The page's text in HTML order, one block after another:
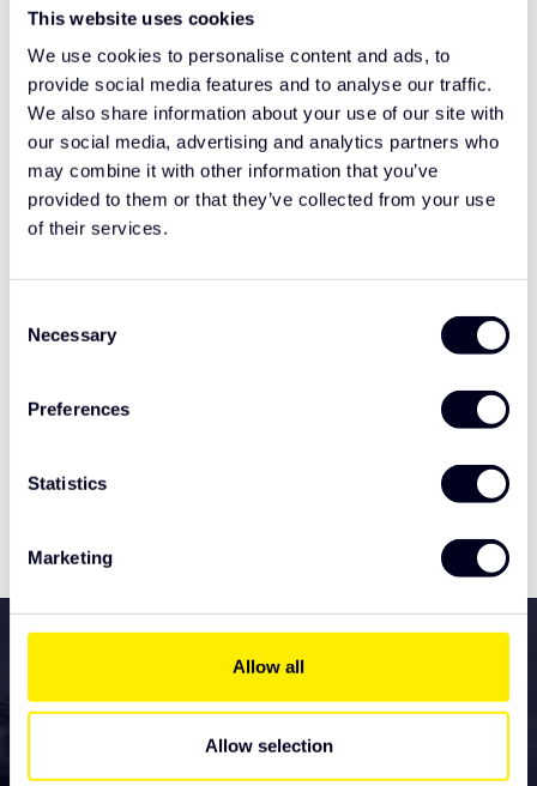
This website uses cookies
We use cookies to personalise content and ads, to
provide social media features and to analyse our traffic.
We also share information about your use of our site with
our social media, advertising and analytics partners who
may combine it with other information that you’ve
provided to them or that they’ve collected from your use
of their services.
Selection
Necessary
Preferences
Statistics
Marketing
Allow all
Allow selection
Hulp nodig bij het maken van de juiste keuze
of het product afhalen?
Produits connexes
Feu de position du connecteur
€18,00
pour pare-soleil et spoiler
avant
€125,00
Tous les services pour les
accessoires de votre
nouveau camion
Éclairage